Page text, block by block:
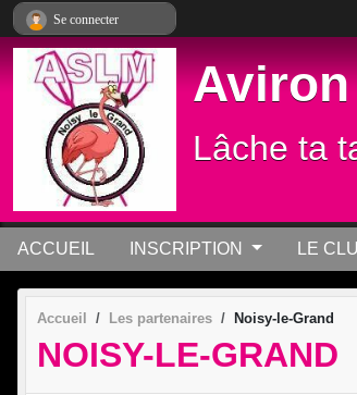
Lâche ta
ACCUEIL INSCRIPTION LE
Accueil Les partenaires Noisy-le-Grand
NOISY-LE-GRAND
Se connecter
Panneau de gestion des cookies